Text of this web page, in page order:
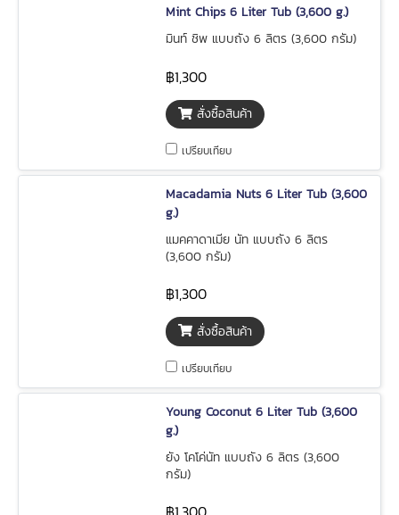
Mint Chips 6 Liter Tub (3,600 g.)
มินท์ ชิพ แบบถัง 6 ลิตร (3,600 กรัม)
฿1,300
สั่งซื้อสินค้า
เปรียบเทียบ
Macadamia Nuts 6 Liter Tub (3,600
g.)
แมคคาดาเมีย นัท แบบถัง 6 ลิตร
(3,600 กรัม)
฿1,300
สั่งซื้อสินค้า
เปรียบเทียบ
Young Coconut 6 Liter Tub (3,600
g.)
ยัง โคโค่นัท แบบถัง 6 ลิตร (3,600
กรัม)